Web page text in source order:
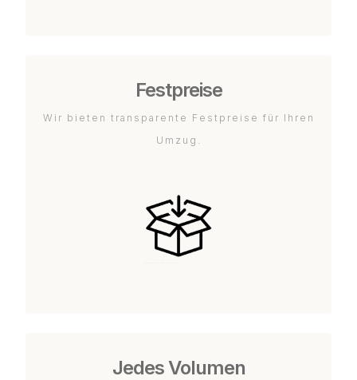
Festpreise
Wir bieten transparente Festpreise für Ihren
Umzug.
Jedes Volumen